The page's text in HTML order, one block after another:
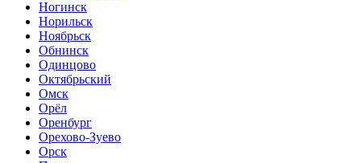
Ногинск
Норильск
Ноябрьск
Обнинск
Одинцово
Октябрьский
Омск
Орёл
Оренбург
Орехово-Зуево
Орск